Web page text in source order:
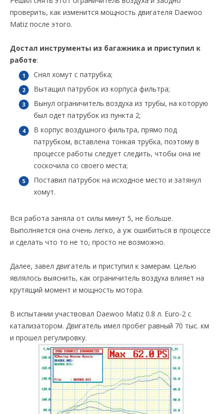
проверить, как изменится мощность двигателя Daewoo
Matiz после этого.
Достал инструменты из багажника и приступил к
работе:
Снял хомут с патрубка;
Вытащил патрубок из корпуса фильтра;
Вынул ограничитель воздуха из трубы, на которую
был одет патрубок из пункта 2;
В корпус воздушного фильтра, прямо под
патрубком, вставлена тонкая трубка, поэтому в
процессе работы следует следить, чтобы она не
соскочила со своего места;
Поставил патрубок на исходное место и затянул
хомут.
Вся работа заняла от силы минут 5, не больше.
Выполняется она очень легко, а уж ошибиться в процессе
и сделать что то не то, просто не возможно.
Далее, завел двигатель и приступил к замерам. Целью
являлось выяснить, как ограничитель воздуха влияет на
крутящий момент и мощность мотора.
В испытании участвовал Daewoo Matiz 0.8 л. Euro-2 с
катализатором. Двигатель имел пробег равный 70 тыс. км
и прошел регулировку.